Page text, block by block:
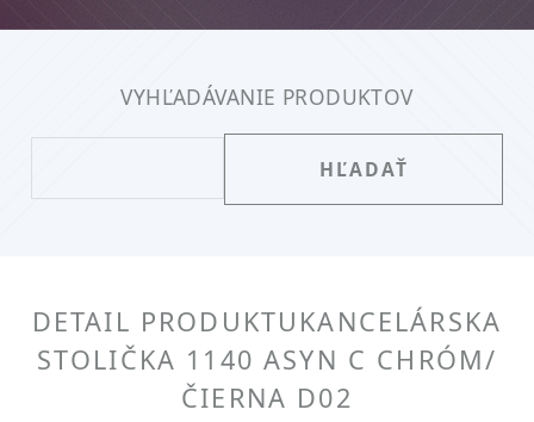
VYHĽADÁVANIE PRODUKTOV
DETAIL PRODUKTU KANCELÁRSKA
STOLIČKA 1140 ASYN C CHRÓM/
ČIERNA D02